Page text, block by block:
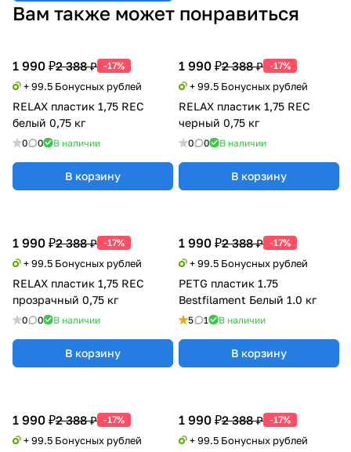
Вам также может понравиться
1 990 ₽2 388 ₽ -17%
+ 99.5 Бонусных рублей
RELAX пластик 1,75 REC
белый 0,75 кг
0 0 В наличии
В корзину
1 990 ₽2 388 ₽ -17%
+ 99.5 Бонусных рублей
RELAX пластик 1,75 REC
черный 0,75 кг
0 0 В наличии
В корзину
1 990 ₽2 388 ₽ -17%
+ 99.5 Бонусных рублей
PETG пластик 1.75
Bestfilament Белый 1.0 кг
5 1 В наличии
В корзину
1 990 ₽2 388 ₽ -17%
+ 99.5 Бонусных рублей
1 990 ₽2 388 ₽ -17%
+ 99.5 Бонусных рублей
1 990 ₽2 388 ₽ -17%
+ 99.5 Бонусных рублей
RELAX пластик 1,75 REC
прозрачный 0,75 кг
0 0 В наличии
В корзину